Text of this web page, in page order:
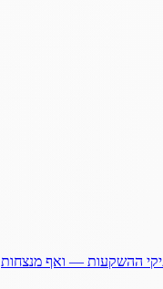
ההשקעות — ואף מנצחות